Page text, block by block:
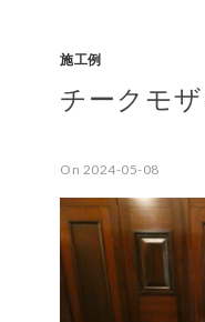
施工例
チークモ
On 2024-05-08